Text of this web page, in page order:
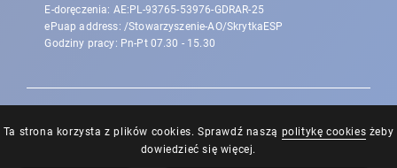
E-doręczenia: AE:PL-93765-53976-GDRAR-25
ePuap address: /Stowarzyszenie-AO/SkrytkaESP
Godziny pracy: Pn-Pt 07.30 - 15.30
Ta strona korzysta z plików cookies. Sprawdź naszą politykę cookies żeby
dowiedzieć się więcej.